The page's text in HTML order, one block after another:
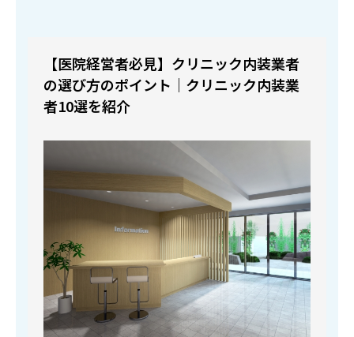
【医院経営者必見】クリニック内装業者
の選び方のポイント｜クリニック内装業
者10選を紹介